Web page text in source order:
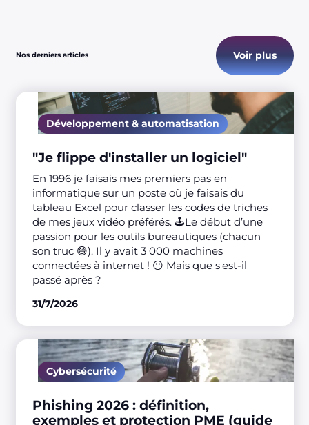
Nos derniers articles Voir plus
Développement & automatisation
"Je flippe d'installer un logiciel"
En 1996 je faisais mes premiers pas en
informatique sur un poste où je faisais du
tableau Excel pour classer les codes de triches
de mes jeux vidéo préférés. 🕹️Le début d’une
passion pour les outils bureautiques (chacun
son truc 😅). Il y avait 3 000 machines
connectées à internet ! 😶 Mais que s'est-il
passé après ?
31/7/2026
Cybersécurité
Phishing 2026 : définition,
exemples et protection PME (guide